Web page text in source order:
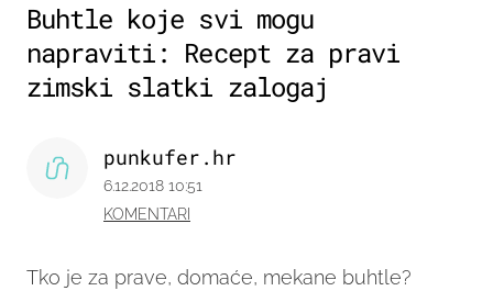
Buhtle koje svi mogu
napraviti: Recept za pravi
zimski slatki zalogaj
Tko je za prave, domaće, mekane buhtle?
punkufer.hr
6.12.2018 10:51
KOMENTARI